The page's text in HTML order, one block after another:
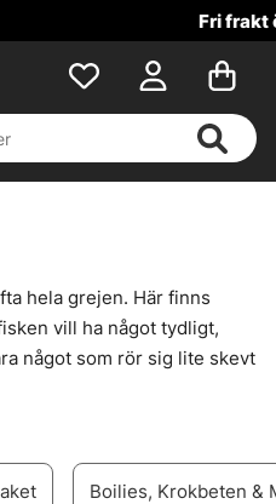
hela grejen. Här finns
vill ha något tydligt,
något som rör sig lite skevt
Sortimentet är brett
Boilies, Krokbeten &